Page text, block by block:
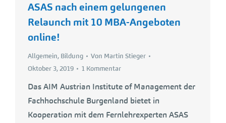
ASAS nach einem gelungenen
Relaunch mit 10 MBA-Angeboten
online!
Allgemein, Bildung Von Martin Stieger
Oktober 3, 2019
1 Kommentar
Das AIM Austrian Institute of Management der
Fachhochschule Burgenland bietet in
Kooperation mit dem Fernlehrexperten ASAS